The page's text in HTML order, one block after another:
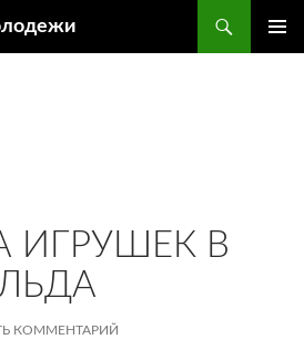
ИГРУШЕК В
КОММЕНТАРИЙ